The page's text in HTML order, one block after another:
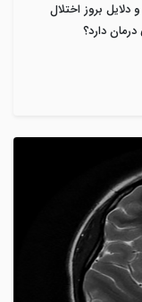
بروز اختلال
دارد؟